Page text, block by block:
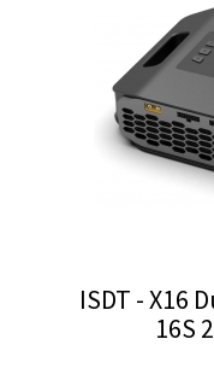
ISDT - X16
16S